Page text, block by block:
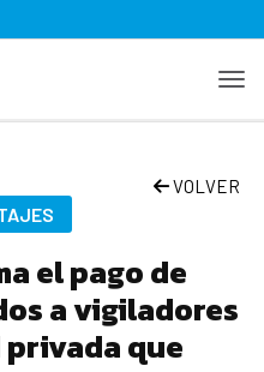
VOLVER
el pago de
a vigiladores
que